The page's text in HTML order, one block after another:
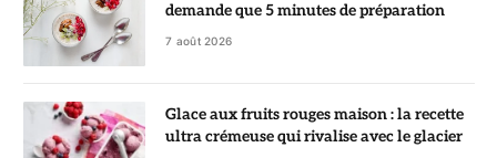
demande que 5 minutes de préparation
7 août 2026
Glace aux fruits rouges maison : la recette
ultra crémeuse qui rivalise avec le glacier